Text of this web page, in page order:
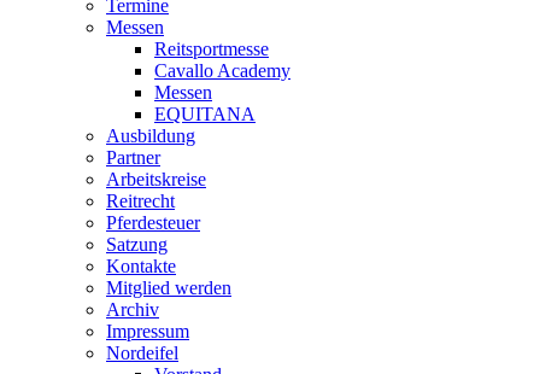
Termine
Messen
Reitsportmesse
Cavallo Academy
Messen
EQUITANA
Ausbildung
Partner
Arbeitskreise
Reitrecht
Pferdesteuer
Satzung
Kontakte
Mitglied werden
Archiv
Impressum
Nordeifel